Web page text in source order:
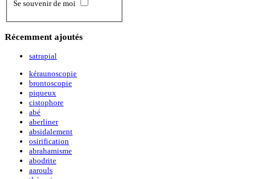
Se souvenir de moi
Récemment ajoutés
satrapial
kéraunoscopie
brontoscopie
piqueux
cistophore
abé
aberliner
absidalement
osirification
abrahamisme
abodrite
aarouls